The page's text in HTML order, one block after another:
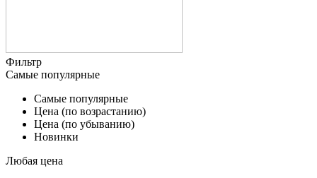
Фильтр
Самые популярные
Самые популярные
Цена (по возрастанию)
Цена (по убыванию)
Новинки
Любая цена